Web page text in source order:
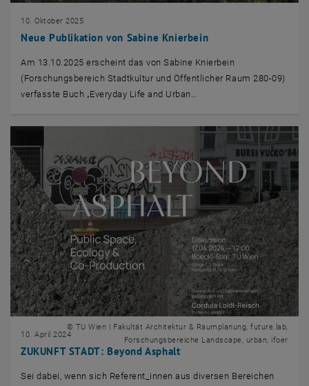
Neue Publikation von Sabine Knierbein
10. Oktober 2025
Am 13.10.2025 erscheint das von Sabine Knierbein
(Forschungsbereich Stadtkultur und Öffentlicher Raum 280-09)
verfasste Buch „Everyday Life and Urban…
ZUKUNFT STADT: Beyond Asphalt
10. April 2024
© TU Wien | Fakultät Architektur & Raumplanung, future.lab,
Forschungsbereiche Landscape, urban, ifoer
Sei dabei, wenn sich Referent_innen aus diversen Bereichen